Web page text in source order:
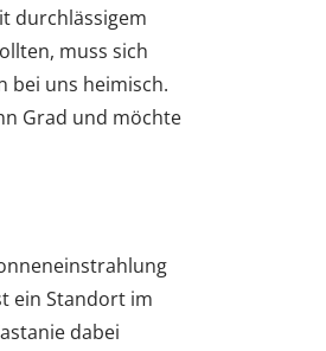
durchlässigem
muss sich
bei uns heimisch.
Grad und möchte
ein Standort im
dabei